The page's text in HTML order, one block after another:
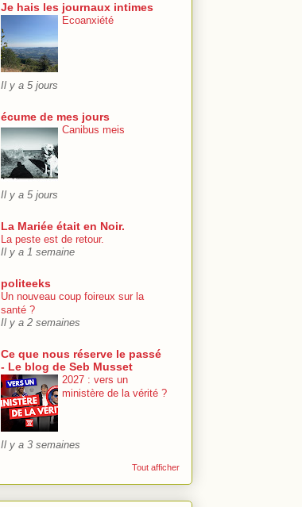
Je hais les journaux intimes
Ecoanxiété
Il y a 5 jours
écume de mes jours
Canibus meis
Il y a 5 jours
La Mariée était en Noir.
La peste est de retour.
Il y a 1 semaine
politeeks
Un nouveau coup foireux sur la
santé ?
Il y a 2 semaines
Ce que nous réserve le passé
- Le blog de Seb Musset
2027 : vers un
ministère de la vérité ?
Il y a 3 semaines
Tout afficher